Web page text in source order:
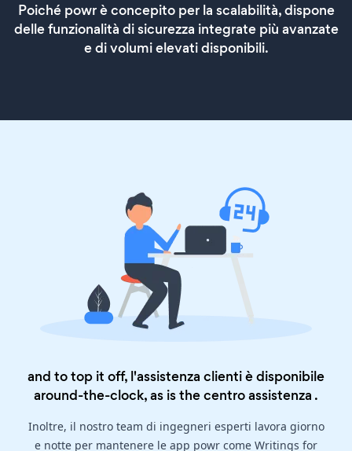
Poiché powr è concepito per la scalabilità, dispone
delle funzionalità di sicurezza integrate più avanzate
e di volumi elevati disponibili.
and to top it off, l'assistenza clienti è disponibile
around-the-clock, as is thecentro assistenza .
Inoltre, il nostro team di ingegneri esperti lavora giorno
e notte per mantenere le app powr come Writings for